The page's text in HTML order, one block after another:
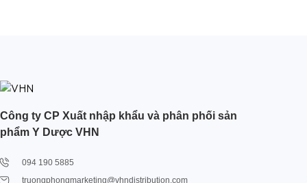
Công ty CP Xuất nhập khẩu và phân phối sản
phẩm Y Dược VHN
094 190 5885
truongphongmarketing@vhndistribution.com